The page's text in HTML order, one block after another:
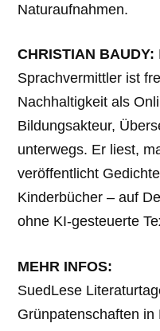
Naturaufnahmen.
CHRISTIAN BAUDY:
Sprachvermittler ist
Nachhaltigkeit als
Bildungsakteur,
unterwegs. Er liest,
veröffentlicht
Kinderbücher – auf
ohne KI-gesteuerte
MEHR INFOS:
SuedLese
Grünpatenschaften in